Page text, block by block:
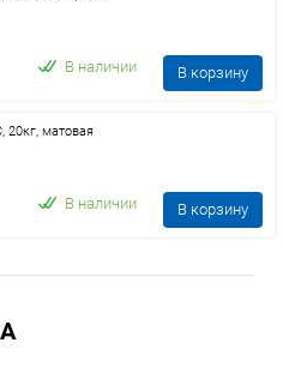
В наличии В корзину
20кг, матовая
В наличии В корзину